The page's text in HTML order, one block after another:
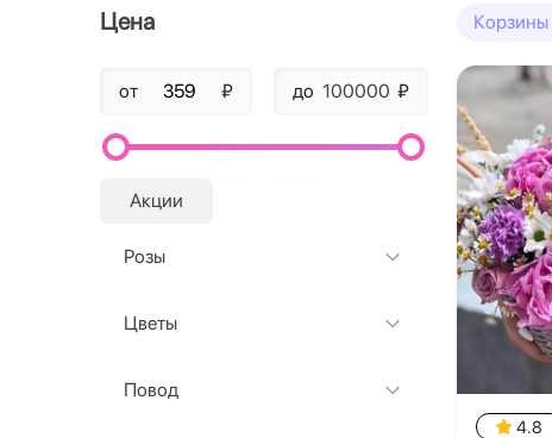
Цена
от ₽ до ₽
Акции
Розы
Цветы
Повод
Корзины
4.8